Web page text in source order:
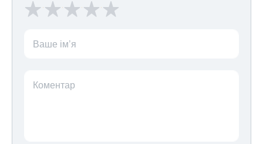
Ваше ім’я
Коментар